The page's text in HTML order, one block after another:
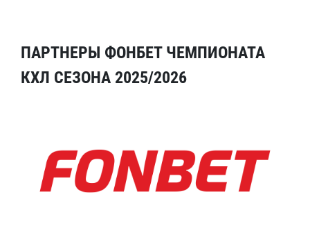
ПАРТНЕРЫ ФОНБЕТ ЧЕМПИОНАТА
КХЛ СЕЗОНА 2025/2026